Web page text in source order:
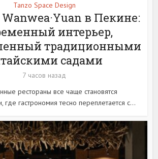
Tanzo Space Design
Wanwea·Yuan в Пекине:
интерьер,
традиционными
садами
7 часов назад
рестораны все чаще становятся
где гастрономия тесно переплетается с...